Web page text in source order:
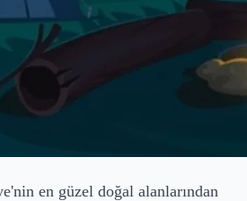
en güzel doğal alanlarından